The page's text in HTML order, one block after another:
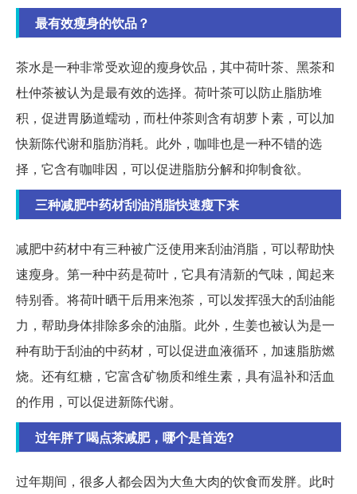
最有效瘦身的饮品？
茶水是一种非常受欢迎的瘦身饮品，其中荷叶茶、黑茶和
杜仲茶被认为是最有效的选择。荷叶茶可以防止脂肪堆
积，促进胃肠道蠕动，而杜仲茶则含有胡萝卜素，可以加
快新陈代谢和脂肪消耗。此外，咖啡也是一种不错的选
择，它含有咖啡因，可以促进脂肪分解和抑制食欲。
三种减肥中药材刮油消脂快速瘦下来
减肥中药材中有三种被广泛使用来刮油消脂，可以帮助快
速瘦身。第一种中药是荷叶，它具有清新的气味，闻起来
特别香。将荷叶晒干后用来泡茶，可以发挥强大的刮油能
力，帮助身体排除多余的油脂。此外，生姜也被认为是一
种有助于刮油的中药材，可以促进血液循环，加速脂肪燃
烧。还有红糖，它富含矿物质和维生素，具有温补和活血
的作用，可以促进新陈代谢。
过年胖了喝点茶减肥，哪个是首选?
过年期间，很多人都会因为大鱼大肉的饮食而发胖。此时